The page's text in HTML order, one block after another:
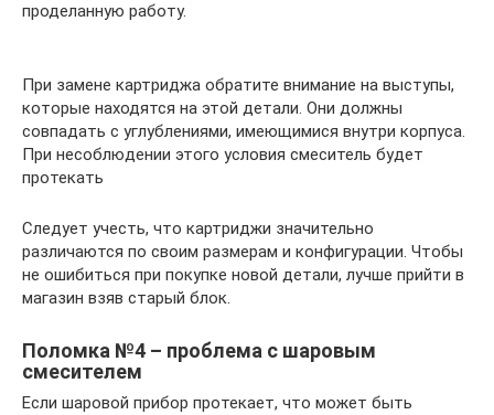
проделанную работу.
При замене картриджа обратите внимание на выступы,
которые находятся на этой детали. Они должны
совпадать с углублениями, имеющимися внутри корпуса.
При несоблюдении этого условия смеситель будет
протекать
Следует учесть, что картриджи значительно
различаются по своим размерам и конфигурации. Чтобы
не ошибиться при покупке новой детали, лучше прийти в
магазин взяв старый блок.
Поломка №4 – проблема с шаровым
смесителем
Если шаровой прибор протекает, что может быть